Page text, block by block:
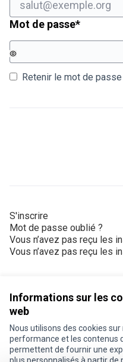
Informations sur les
web
Nous utilisons des cookies
performance et les contenus
permettent de fournir une
Mot de passe*Champ
Retenir le mot de passe
S'inscrire
Mot de passe oublié ?
Vous n’avez pas reçu les
Vous n’avez pas reçu les
Conditions d'utilisation
Paramètres des cookies
Je participe ! sur X
Je participe ! sur
Je participe ! sur